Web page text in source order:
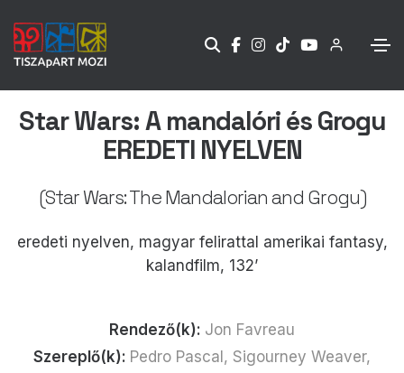
Star Wars: A mandalóri és Grogu
EREDETI NYELVEN
(Star Wars: The Mandalorian and Grogu)
eredeti nyelven, magyar felirattal amerikai fantasy,
kalandfilm, 132’
Rendező(k): Jon Favreau
Szereplő(k): Pedro Pascal, Sigourney Weaver,